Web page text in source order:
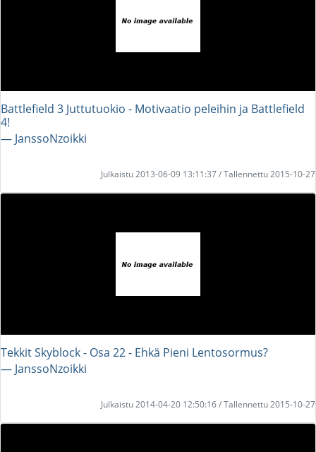
Battlefield 3 Juttutuokio - Motivaatio peleihin ja Battlefield
4!
― JanssoNzoikki
Julkaistu 2013-06-09 13:11:37 / Tallennettu 2015-10-27
Tekkit Skyblock - Osa 22 - Ehkä Pieni Lentosormus?
― JanssoNzoikki
Julkaistu 2014-04-20 12:50:16 / Tallennettu 2015-10-27